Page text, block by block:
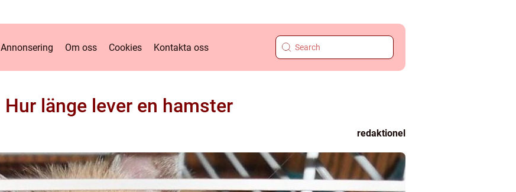
Annonsering Om oss Cookies Kontakta oss
Hur länge lever en hamster
redaktionel